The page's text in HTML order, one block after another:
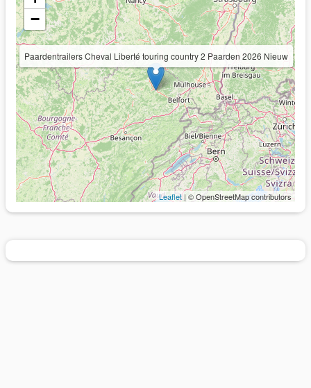
Paardentrailers Cheval Liberté touring country 2 Paarden 2026 Nieuw
−
Leaflet| © OpenStreetMap contributors